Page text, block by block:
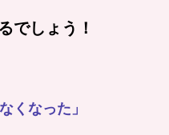
でしょう！
くなった」